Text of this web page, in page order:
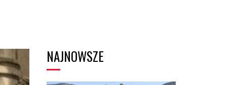
NAJNOWSZE